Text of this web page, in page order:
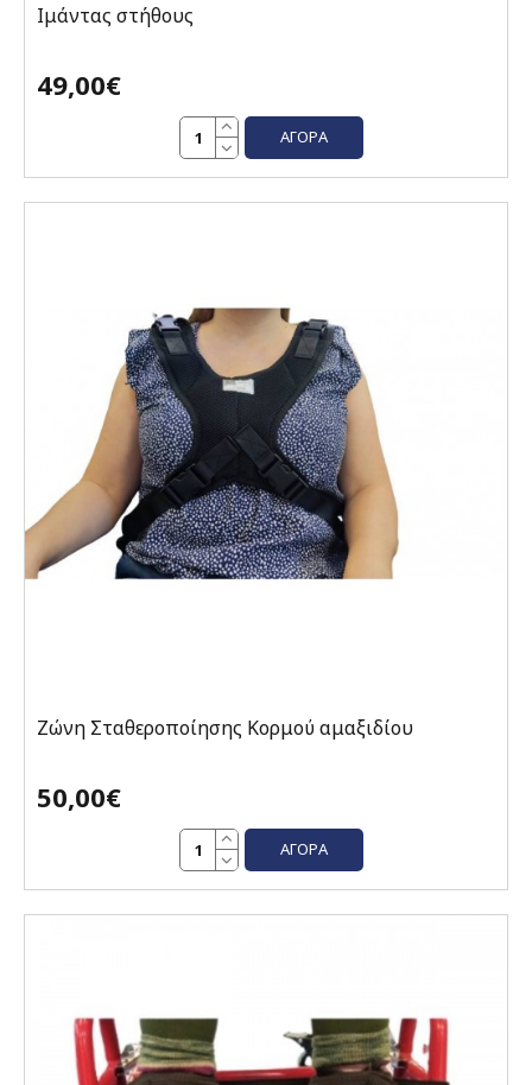
Ιμάντας στήθους
49,00€
ΑΓΟΡΆ
Ζώνη Σταθεροποίησης Κορμού αμαξιδίου
50,00€
ΑΓΟΡΆ